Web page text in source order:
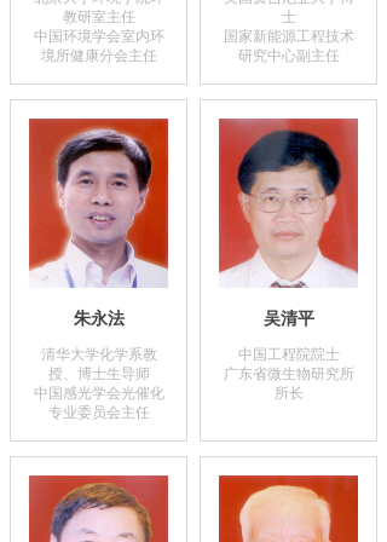
教研室主任
中国环境学会室内环
境所健康分会主任
士
国家新能源工程技术
研究中心副主任
朱永法
清华大学化学系教
授、博士生导师
中国感光学会光催化
专业委员会主任
吴清平
中国工程院院士
广东省微生物研究所
所长